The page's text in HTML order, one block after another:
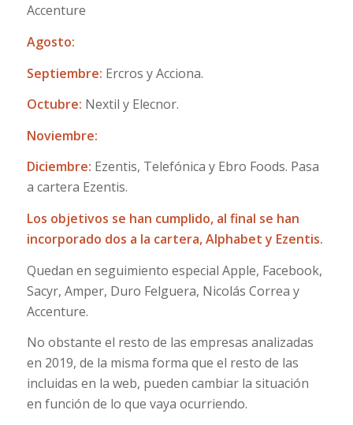
Accenture
Agosto:
Septiembre: Ercros y Acciona.
Octubre: Nextil y Elecnor.
Noviembre:
Diciembre: Ezentis, Telefónica y Ebro Foods. Pasa
a cartera Ezentis.
Los objetivos se han cumplido, al final se han
incorporado dos a la cartera, Alphabet y Ezentis.
Quedan en seguimiento especial Apple, Facebook,
Sacyr, Amper, Duro Felguera, Nicolás Correa y
Accenture.
No obstante el resto de las empresas analizadas
en 2019, de la misma forma que el resto de las
incluidas en la web, pueden cambiar la situación
en función de lo que vaya ocurriendo.